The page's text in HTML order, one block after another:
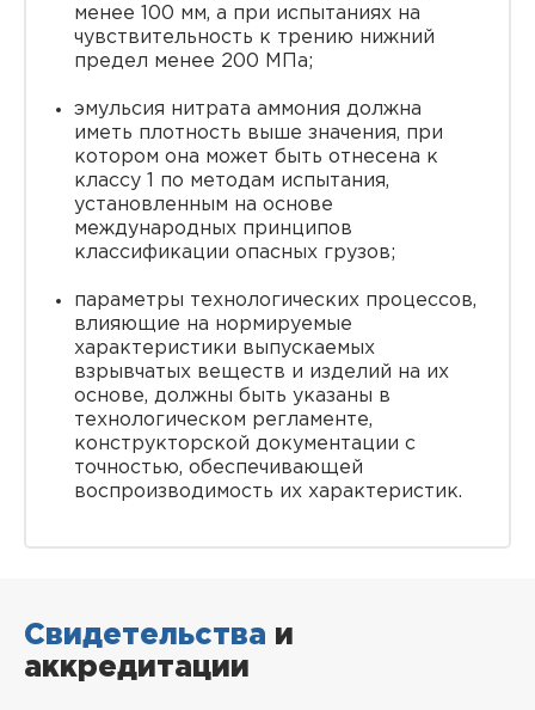
менее 100 мм, а при испытаниях на
чувствительность к трению нижний
предел менее 200 МПа;
эмульсия нитрата аммония должна
иметь плотность выше значения, при
котором она может быть отнесена к
классу 1 по методам испытания,
установленным на основе
международных принципов
классификации опасных грузов;
параметры технологических процессов,
влияющие на нормируемые
характеристики выпускаемых
взрывчатых веществ и изделий на их
основе, должны быть указаны в
технологическом регламенте,
конструкторской документации с
точностью, обеспечивающей
воспроизводимость их характеристик.
Свидетельства и
аккредитации